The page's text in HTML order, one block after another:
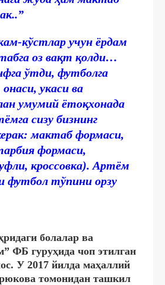
кўстлар учун ёрдам
оз вақт қолди…
ўтди, футболга
укаси ва
умумий ётоқхонада
сизу бизнинг
мактаб формаси,
формаси,
кроссовка). Артём
футбол тўпини орзу
болалар ва
ФБ гуруҳида чоп этилган
У 2017 йилда маҳаллий
томонидан ташкил